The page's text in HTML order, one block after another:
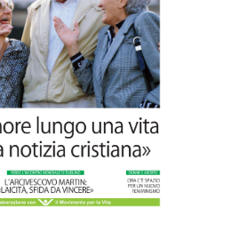
Casini, “giusto” perché testimone
carità sociale
7 Agosto 2026 Commenti disabilitati